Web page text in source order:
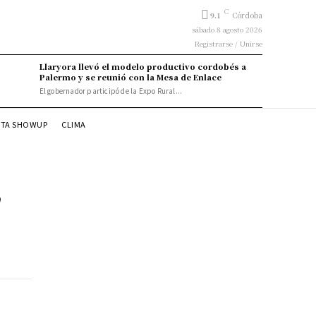
9.1 C Córdoba
sábado 8 agosto 2026
Registrarse / Unirse
Llaryora llevó el modelo productivo cordobés a
Palermo y se reunió con la Mesa de Enlace
El gobernador participó de la Expo Rural...
SHOWUP CLIMA